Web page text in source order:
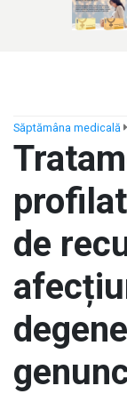
Săptămâna medicală
de